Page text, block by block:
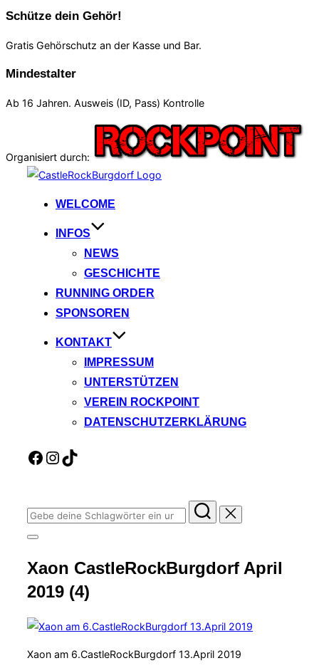
Schütze dein Gehör!
Gratis Gehörschutz an der Kasse und Bar.
Mindestalter
Ab 16 Jahren. Ausweis (ID, Pass) Kontrolle
Organisiert durch:
springen
WELCOME
INFOS
NEWS
GESCHICHTE
RUNNING ORDER
SPONSOREN
KONTAKT
IMPRESSUM
UNTERSTÜTZEN
VEREIN ROCKPOINT
DATENSCHUTZERKLÄRUNG
Facebook
Instagram
TikTok
Suchen
nach:
Seitenleiste
Navigation
umschalten
Xaon CastleRockBurgdorf April
2019 (4)
Xaon am 6.CastleRockBurgdorf 13.April 2019